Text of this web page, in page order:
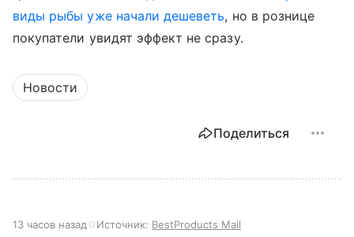
виды рыбы уже начали дешеветь, но в рознице
покупатели увидят эффект не сразу.
Новости
Поделиться
13 часов назад Источник: BestProducts Mail